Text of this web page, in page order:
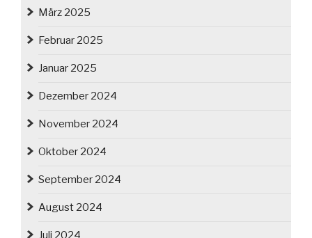
März 2025
Februar 2025
Januar 2025
Dezember 2024
November 2024
Oktober 2024
September 2024
August 2024
Juli 2024